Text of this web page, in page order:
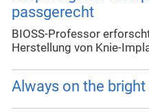
passgerecht
BIOSS-Professor
Herstellung von Knie-
Always on the bright